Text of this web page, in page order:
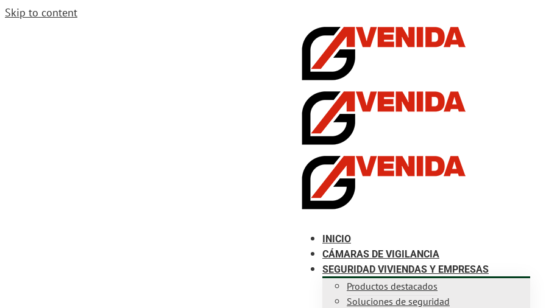
Skip to content
INICIO
CÁMARAS DE VIGILANCIA
SEGURIDAD VIVIENDAS Y EMPRESAS
Productos destacados
Soluciones de seguridad